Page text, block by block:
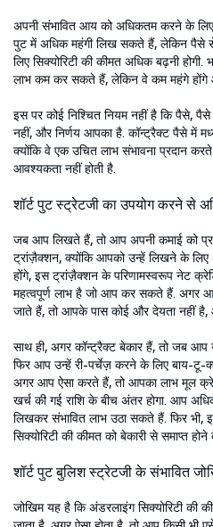
अपनी संभावित आय को अधिकतम करने के
पुट में अधिक महंगी लिख सकते हैं, लेकिन पैसे
लिए सिक्योरिटी की कीमत अधिक बढ़नी
लाभ कम कर सकते हैं, लेकिन वे कम महंगे होंगे
इस पर कोई निश्चित नियम नहीं है कि पैसे,
नहीं, और निर्णय आपका है. कॉन्ट्रैक्ट पैसे में
क्योंकि वे एक उचित लाभ संभावना प्रदान करते
आवश्यकता नहीं होती है.
शॉर्ट पुट स्ट्रेटजी का उपयोग करने से
जब आप लिखते हैं, तो आप अपनी कमाई को
ट्रांज़ैक्शन, क्योंकि आपको उन्हें लिखने के
होंगे, इस ट्रांज़ैक्शन के परिणामस्वरूप नेट
महत्वपूर्ण लाभ है जो आप कर सकते हैं. अगर
जाते हैं, तो आपके पास कोई और देयता नहीं
साथ ही, अगर कॉन्ट्रैक्ट बेकार हैं, तो जब आप
फिर आप उन्हें री-पर्चेज़ करने के लिए बाय-
अगर आप ऐसा करते हैं, तो आपका लाभ मूल
खर्च की गई राशि के बीच अंतर होगा. आप
लिखकर संभावित लाभ उठा सकते हैं. फिर भी,
सिक्योरिटी की कीमत को बेकारी से समाप्त
शॉर्ट पुट बुलिश स्ट्रेटजी के संभावित
जोखिम यह है कि अंडरलाइंग सिक्योरिटी की